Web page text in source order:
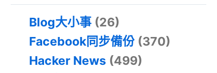
Blog大小事 (26)
Facebook同步備份 (370)
Hacker News (499)